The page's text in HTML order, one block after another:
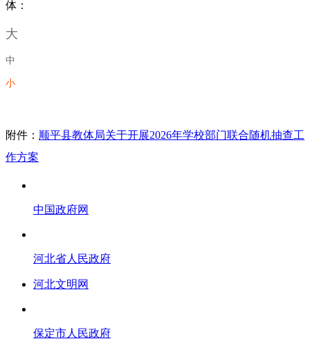
体：
大
中
小
附件： 顺平县教体局关于开展2026年学校部门联合随机抽查工
作方案
中国政府网
河北省人民政府
河北文明网
保定市人民政府